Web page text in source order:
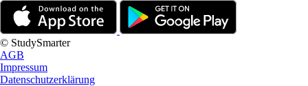
© StudySmarter
AGB
Impressum
Datenschutzerklärung